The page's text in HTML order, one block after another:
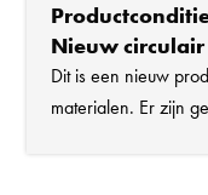
Nieuw circulair
Dit is een nieuw
materialen. Er zijn